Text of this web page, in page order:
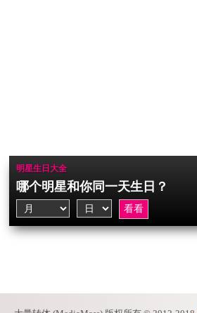
明星生日大全
哪个明星和你同一天生日？